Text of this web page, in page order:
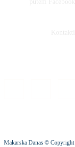
Makarska Danas © Copyright